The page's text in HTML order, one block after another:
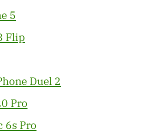
5
Flip
Duel 2
Pro
6s Pro